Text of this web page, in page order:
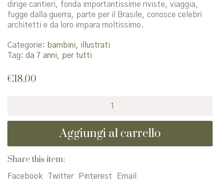
dirige cantieri, fonda importantissime riviste, viaggia,
fugge dalla guerra, parte per il Brasile, conosce celebri
architetti e da loro impara moltissimo.
Categorie: bambini, illustrati
Tag: da 7 anni, per tutti
€18,00
di
Aggiungi al carrello
Share this item:
Facebook Twitter Pinterest Email